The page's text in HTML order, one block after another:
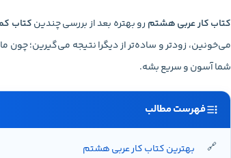
کتاب کار عربی هشتم رو بهتره بعد از بررسی چندینکتاب
می‌خونین، زودتر و ساده‌تر از دیگرا نتیجه می‌گیرین؛ چون
شما آسون و سریع بشه.
فهرست مطالب
بهترین کتاب کار عربی هشتم